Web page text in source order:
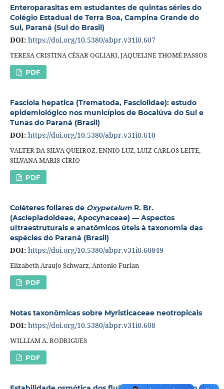
Enteroparasitas em estudantes de quintas séries do
Colégio Estadual de Terra Boa, Campina Grande do
Sul, Paraná (Sul do Brasil)
DOI: https://doi.org/10.5380/abpr.v31i0.607
TERESA CRISTINA CÉSAR OGLIARI, JAQUELINE THOMÉ PASSOS
PDF
Fasciola hepatica (Trematoda, Fasciolidae): estudo
epidemiológico nos municípios de Bocaiúva do Sul e
Tunas do Paraná (Brasil)
DOI: https://doi.org/10.5380/abpr.v31i0.610
VALTER DA SILVA QUEIROZ, ENNIO LUZ, LUIZ CARLOS LEITE,
SILVANA MARIS CÍRIO
PDF
Coléteres foliares deOxypetalum R. Br.
(Asclepiadoideae, Apocynaceae) — Aspectos
ultraestruturais e anatômicos úteis à taxonomia das
espécies do Paraná (Brasil)
DOI: https://doi.org/10.5380/abpr.v31i0.60849
Elizabeth Araujo Schwarz, Antonio Furlan
PDF
Notas taxonômicas sobre Myristicaceae neotropicais
DOI: https://doi.org/10.5380/abpr.v31i0.608
WILLIAM A. RODRIGUES
PDF